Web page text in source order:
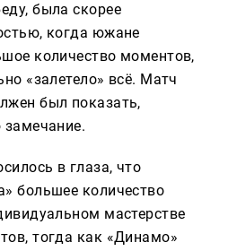
была скорее
когда южане
количество моментов,
«залетело» всё. Матч
был показать,
замечание.
в глаза, что
большее количество
мастерстве
тогда как «Динамо»